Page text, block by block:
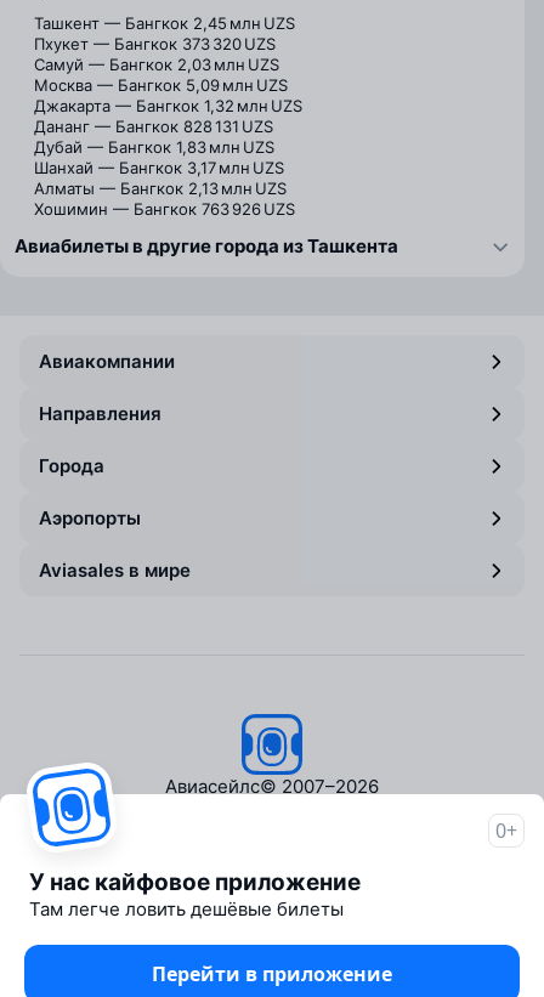
Ташкент — Бангкок 2,45 млн UZS
Пхукет — Бангкок 373 320 UZS
Самуй — Бангкок 2,03 млн UZS
Москва — Бангкок 5,09 млн UZS
Джакарта — Бангкок 1,32 млн UZS
Дананг — Бангкок 828 131 UZS
Дубай — Бангкок 1,83 млн UZS
Шанхай — Бангкок 3,17 млн UZS
Алматы — Бангкок 2,13 млн UZS
Хошимин — Бангкок 763 926 UZS
Авиабилеты в другие города из Ташкента
Авиакомпании
Направления
Города
Аэропорты
Aviasales в мире
Авиасейлс© 2007–2026
Пресс‑центр
Travelpayouts
Партнёрская программа
Медиа Yo'lovchi
Трэвел‑медиа Aviasales.uz
0+
У нас кайфовое приложение
Там легче ловить дешёвые билеты
Перейти в приложение